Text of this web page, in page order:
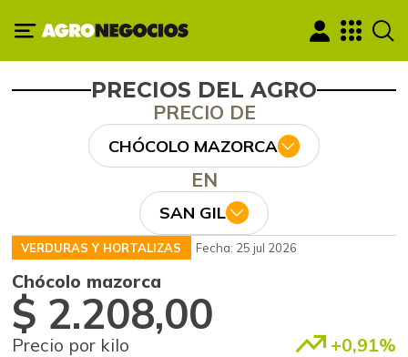
PRECIOS DEL AGRO
PRECIO DE
CHÓCOLO MAZORCA
EN
SAN GIL
VERDURAS Y HORTALIZAS Fecha: 25 jul 2026
Chócolo mazorca
$ 2.208,00
Precio por kilo +0,91%